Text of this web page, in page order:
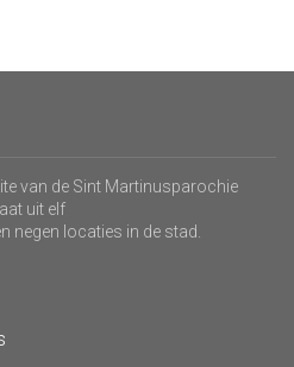
van de Sint Martinusparochie
uit elf
negen locaties in de stad.